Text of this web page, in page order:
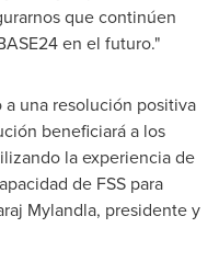
que continúen
en el futuro."
una resolución positiva
beneficiará a los
la experiencia de
de FSS para
Mylandla, presidente y